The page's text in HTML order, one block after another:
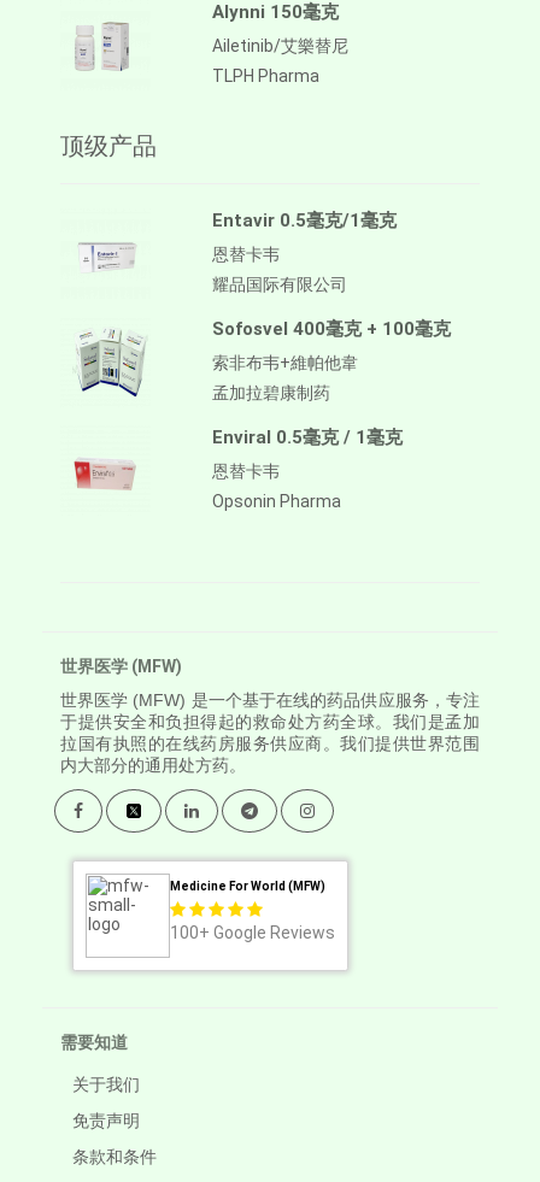
Alynni 150毫克
Ailetinib/艾樂替尼
TLPH Pharma
顶级产品
Entavir 0.5毫克/1毫克
恩替卡韦
耀品国际有限公司
Sofosvel 400毫克 + 100毫克
索非布韦+維帕他韋
孟加拉碧康制药
Enviral 0.5毫克 / 1毫克
恩替卡韦
Opsonin Pharma
世界医学 (MFW)
世界医学 (MFW) 是一个基于在线的药品供应服务，专注
于提供安全和负担得起的救命处方药全球。我们是孟加
拉国有执照的在线药房服务供应商。我们提供世界范围
内大部分的通用处方药。
Medicine For World (MFW)
100+ Google Reviews
需要知道
关于我们
免责声明
条款和条件